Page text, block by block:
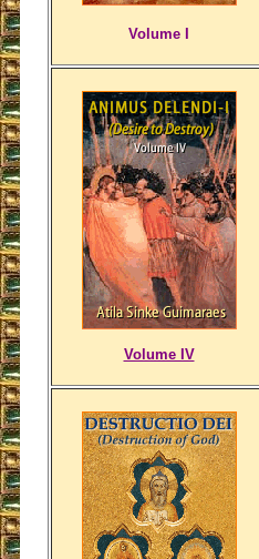
Volume I
Volume IV